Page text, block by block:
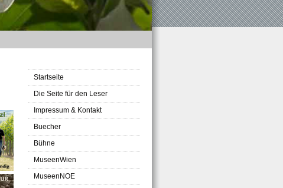
Startseite
Die Seite für den Leser
Impressum & Kontakt
Buecher
Bühne
MuseenWien
MuseenNOE